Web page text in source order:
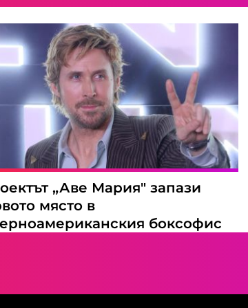
„Аве Мария" запази
място в
боксофис